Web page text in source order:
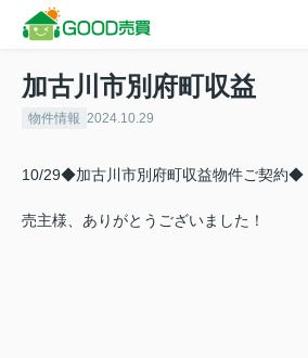
加古川市別府町収益
物件情報 2024.10.29
10/29◆加古川市別府町収益物件ご契約◆
売主様、ありがとうございました！